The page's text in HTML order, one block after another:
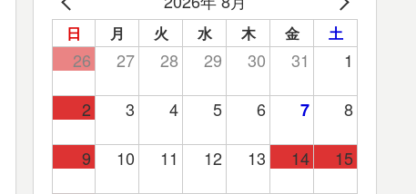
日 月 火 水 木 金 土
26 27 28 29 30 31 1
2 3 4 5 6 7 8
9 10 11 12 13 14 15